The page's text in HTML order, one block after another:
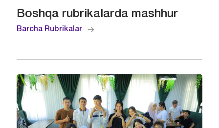
Boshqa rubrikalarda mashhur
Barcha Rubrikalar